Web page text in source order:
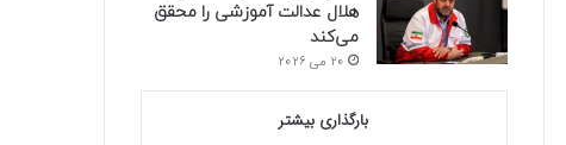
هلال عدالت آموزشی را محقق
می‌کند
20 می 2026
بارگذاری بیشتر